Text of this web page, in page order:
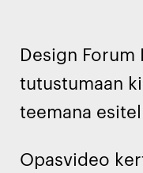
Design
tutustumaan
teemana
Opasvideo